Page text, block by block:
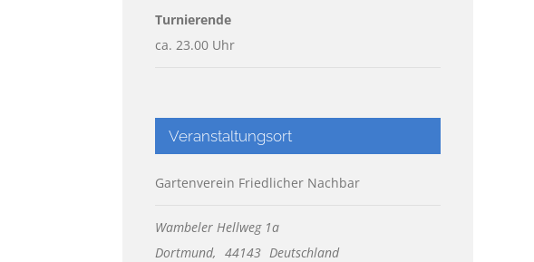
Turnierende
ca. 23.00 Uhr
Veranstaltungsort
Gartenverein Friedlicher Nachbar
Wambeler Hellweg 1a
Dortmund, 44143 Deutschland